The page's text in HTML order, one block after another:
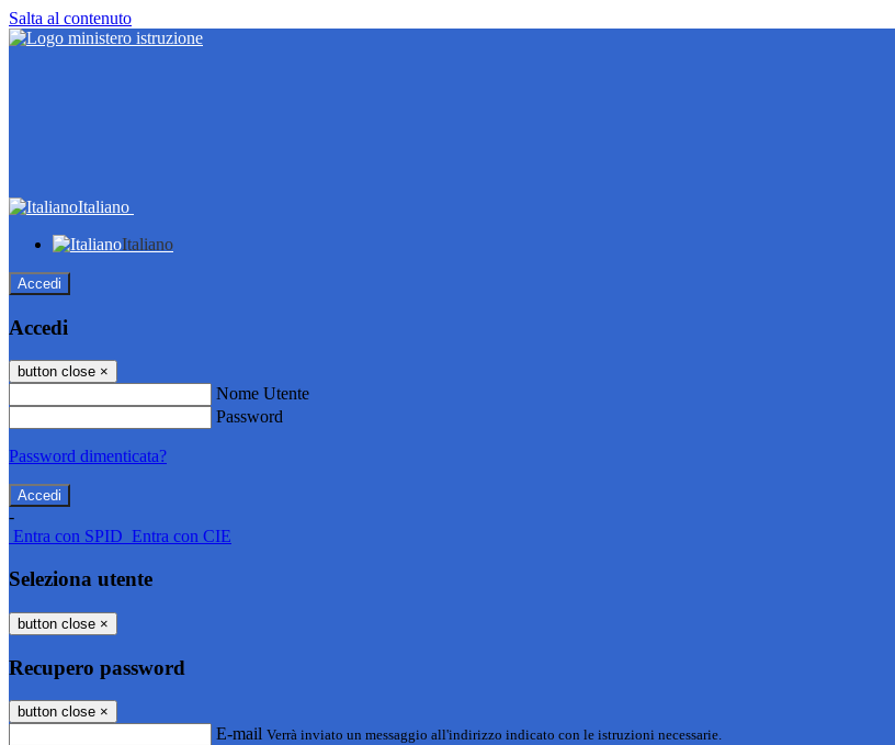
Salta al contenuto
Italiano
Italiano
Accedi
Accedi
button close ×
Nome Utente
Password
Password dimenticata?
-
Entra con SPID Entra con CIE
Seleziona utente
button close ×
Recupero password
button close ×
E-mail Verrà inviato un messaggio all'indirizzo indicato con le istruzioni necessarie.